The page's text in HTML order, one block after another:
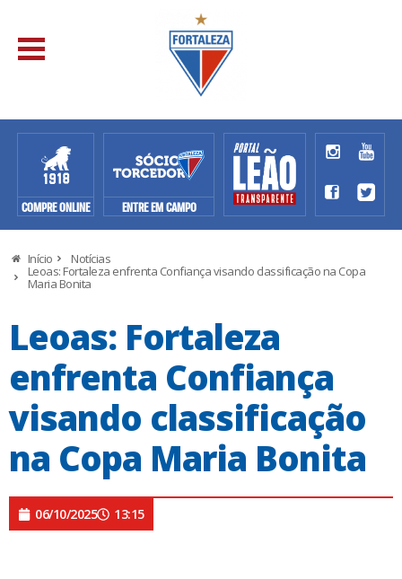
COMPRE ONLINE ENTRE EM CAMPO
Início Notícias
Leoas: Fortaleza enfrenta Confiança visando classificação na Copa
Maria Bonita
Leoas: Fortaleza
enfrenta Confiança
visando classificação
na Copa Maria Bonita
06/10/2025 13:15